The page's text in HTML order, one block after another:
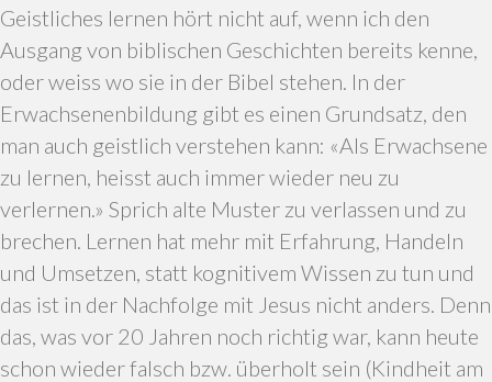
Geistliches lernen hört nicht auf, wenn ich den
Ausgang von biblischen Geschichten bereits kenne,
oder weiss wo sie in der Bibel stehen. In der
Erwachsenenbildung gibt es einen Grundsatz, den
man auch geistlich verstehen kann: «Als Erwachsene
zu lernen, heisst auch immer wieder neu zu
verlernen.» Sprich alte Muster zu verlassen und zu
brechen. Lernen hat mehr mit Erfahrung, Handeln
und Umsetzen, statt kognitivem Wissen zu tun und
das ist in der Nachfolge mit Jesus nicht anders. Denn
das, was vor 20 Jahren noch richtig war, kann heute
schon wieder falsch bzw. überholt sein (Kindheit am